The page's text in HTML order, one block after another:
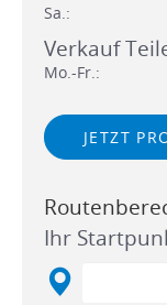
Sa.:
Verkauf
Mo.-Fr.:
JETZT
Ihr